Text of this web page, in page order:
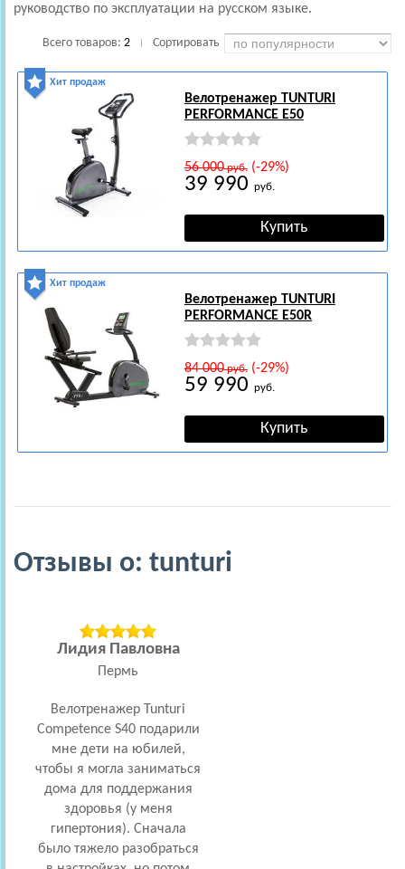
руководство по эксплуатации на русском языке.
Всего товаров: 2 Сортировать
Хит продаж
Велотренажер TUNTURI
PERFORMANCE E50
56 000руб.(-29%)
39 990 руб.
Хит продаж
Велотренажер TUNTURI
PERFORMANCE E50R
84 000руб.(-29%)
59 990 руб.
Отзывы о: tunturi
Лидия Павловна
Пермь
Велотренажер Tunturi
Competence S40 подарили
мне дети на юбилей,
чтобы я могла заниматься
дома для поддержания
здоровья (у меня
гипертония). Сначала
было тяжело разобраться